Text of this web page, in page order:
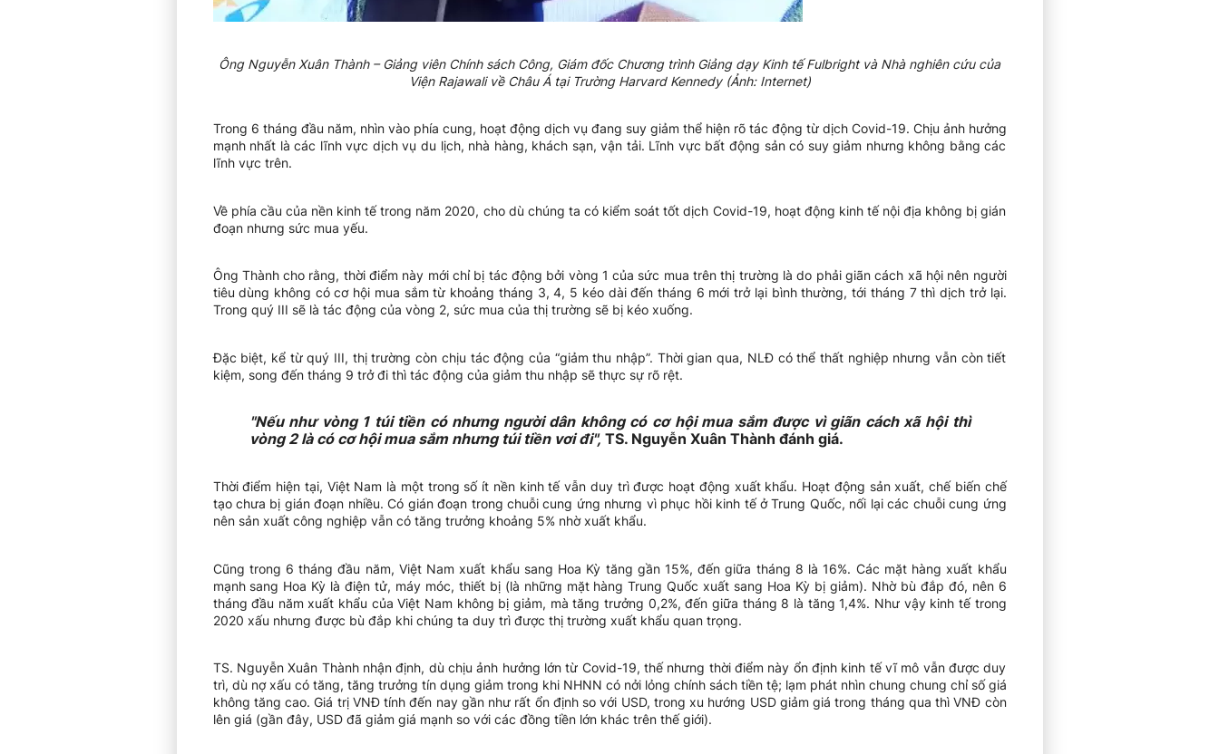
Ông Nguyễn Xuân Thành – Giảng viên Chính sách Công, Giám đốc Chương trình Giảng dạy Kinh tế Fulbright và Nhà nghiên cứu của
Viện Rajawali về Châu Á tại Trường Harvard Kennedy (Ảnh: Internet)
Trong 6 tháng đầu năm, nhìn vào phía cung, hoạt động dịch vụ đang suy giảm thể hiện rõ tác động từ dịch Covid-19. Chịu ảnh hưởng
mạnh nhất là các lĩnh vực dịch vụ du lịch, nhà hàng, khách sạn, vận tải. Lĩnh vực bất động sản có suy giảm nhưng không bằng các
lĩnh vực trên.
Về phía cầu của nền kinh tế trong năm 2020, cho dù chúng ta có kiểm soát tốt dịch Covid-19, hoạt động kinh tế nội địa không bị gián
đoạn nhưng sức mua yếu.
Ông Thành cho rằng, thời điểm này mới chỉ bị tác động bởi vòng 1 của sức mua trên thị trường là do phải giãn cách xã hội nên người
tiêu dùng không có cơ hội mua sắm từ khoảng tháng 3, 4, 5 kéo dài đến tháng 6 mới trở lại bình thường, tới tháng 7 thì dịch trở lại.
Trong quý III sẽ là tác động của vòng 2, sức mua của thị trường sẽ bị kéo xuống.
Đặc biệt, kể từ quý III, thị trường còn chịu tác động của “giảm thu nhập”. Thời gian qua, NLĐ có thể thất nghiệp nhưng vẫn còn tiết
kiệm, song đến tháng 9 trở đi thì tác động của giảm thu nhập sẽ thực sự rõ rệt.
"Nếu như vòng 1 túi tiền có nhưng người dân không có cơ hội mua sắm được vì giãn cách xã hội thì
vòng 2 là có cơ hội mua sắm nhưng túi tiền vơi đi", TS. Nguyễn Xuân Thành đánh giá.
Thời điểm hiện tại, Việt Nam là một trong số ít nền kinh tế vẫn duy trì được hoạt động xuất khẩu. Hoạt động sản xuất, chế biến chế
tạo chưa bị gián đoạn nhiều. Có gián đoạn trong chuỗi cung ứng nhưng vì phục hồi kinh tế ở Trung Quốc, nối lại các chuỗi cung ứng
nên sản xuất công nghiệp vẫn có tăng trưởng khoảng 5% nhờ xuất khẩu.
Cũng trong 6 tháng đầu năm, Việt Nam xuất khẩu sang Hoa Kỳ tăng gần 15%, đến giữa tháng 8 là 16%. Các mặt hàng xuất khẩu
mạnh sang Hoa Kỳ là điện tử, máy móc, thiết bị (là những mặt hàng Trung Quốc xuất sang Hoa Kỳ bị giảm). Nhờ bù đắp đó, nên 6
tháng đầu năm xuất khẩu của Việt Nam không bị giảm, mà tăng trưởng 0,2%, đến giữa tháng 8 là tăng 1,4%. Như vậy kinh tế trong
2020 xấu nhưng được bù đắp khi chúng ta duy trì được thị trường xuất khẩu quan trọng.
TS. Nguyễn Xuân Thành nhận định, dù chịu ảnh hưởng lớn từ Covid-19, thế nhưng thời điểm này ổn định kinh tế vĩ mô vẫn được duy
trì, dù nợ xấu có tăng, tăng trưởng tín dụng giảm trong khi NHNN có nởi lỏng chính sách tiền tệ; lạm phát nhìn chung chung chỉ số giá
không tăng cao. Giá trị VNĐ tính đến nay gần như rất ổn định so với USD, trong xu hướng USD giảm giá trong tháng qua thì VNĐ còn
lên giá (gần đây, USD đã giảm giá mạnh so với các đồng tiền lớn khác trên thế giới).